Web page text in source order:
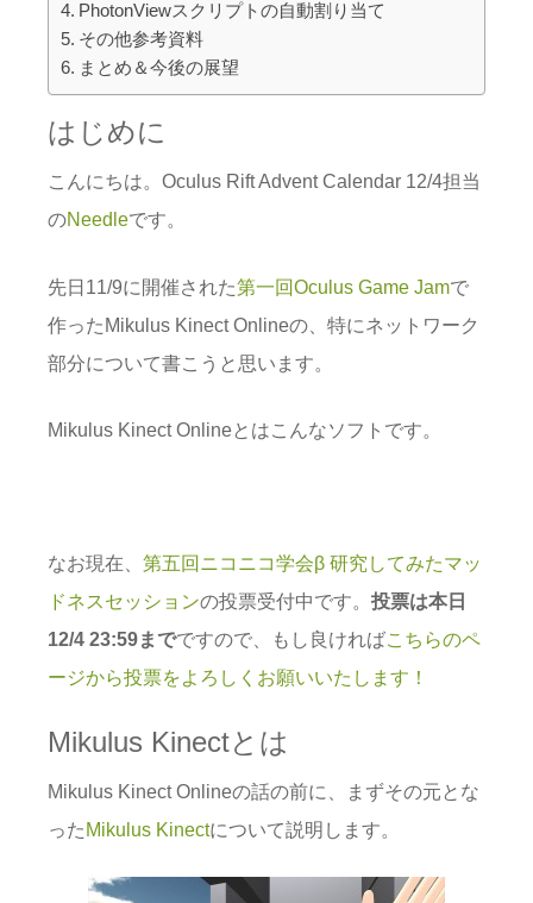
PhotonViewスクリプトの自動割り当て
その他参考資料
まとめ＆今後の展望
はじめに
こんにちは。Oculus Rift Advent Calendar 12/4担当
のNeedleです。
先日11/9に開催された第一回Oculus Game Jamで
作ったMikulus Kinect Onlineの、特にネットワーク
部分について書こうと思います。
Mikulus Kinect Onlineとはこんなソフトです。
なお現在、 第五回ニコニコ学会β 研究してみたマッ
ドネスセッションの投票受付中です。 投票は本日
12/4 23:59までですので、もし良ければこちらのペ
ージから投票をよろしくお願いいたします！
Mikulus Kinectとは
Mikulus Kinect Onlineの話の前に、まずその元とな
ったMikulus Kinectについて説明します。